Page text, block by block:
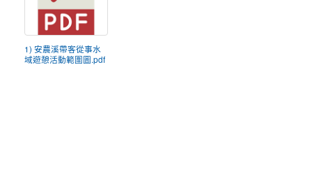
1) 安農溪帶客從事水
域遊憩活動範圍圖.pdf